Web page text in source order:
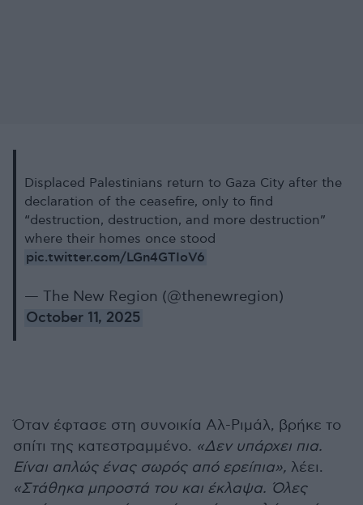
Displaced Palestinians return to Gaza City after the
declaration of the ceasefire, only to find
“destruction, destruction, and more destruction”
where their homes once stood
pic.twitter.com/LGn4GTIoV6
— The New Region (@thenewregion)
October 11, 2025
Όταν έφτασε στη συνοικία Αλ-Ριμάλ, βρήκε το
σπίτι της κατεστραμμένο. «Δεν υπάρχει πια.
Είναι απλώς ένας σωρός από ερείπια», λέει.
«Στάθηκα μπροστά του και έκλαψα. Όλες